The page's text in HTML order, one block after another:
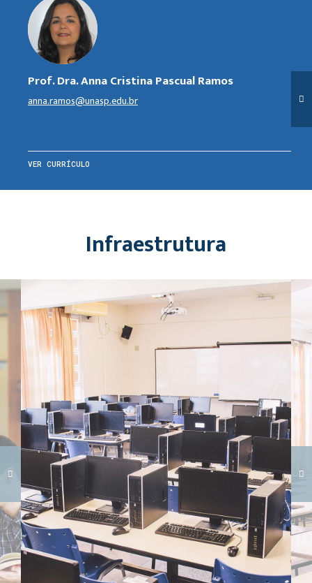
Prof. Dra. Anna Cristina Pascual Ramos
anna.ramos@unasp.edu.br
VER CURRÍCULO
Infraestrutura
Carregando galeria...